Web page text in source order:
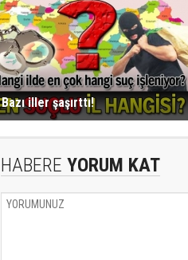
Bazı iller şaşırttı!
HABERE YORUM KAT